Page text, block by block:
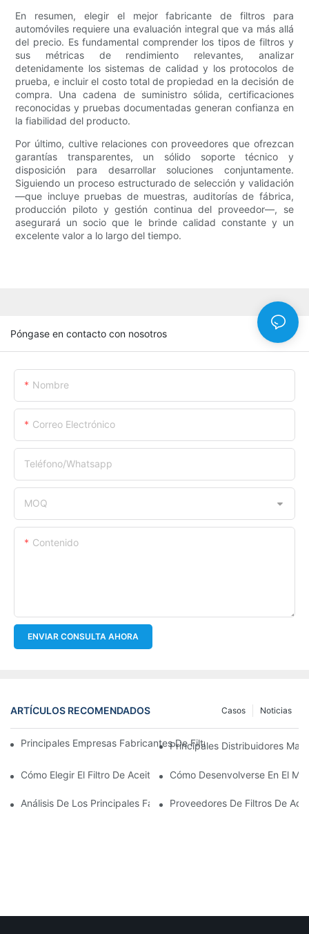
En resumen, elegir el mejor fabricante de filtros para
automóviles requiere una evaluación integral que va más allá
del precio. Es fundamental comprender los tipos de filtros y
sus métricas de rendimiento relevantes, analizar
detenidamente los sistemas de calidad y los protocolos de
prueba, e incluir el costo total de propiedad en la decisión de
compra. Una cadena de suministro sólida, certificaciones
reconocidas y pruebas documentadas generan confianza en
la fiabilidad del producto.
Por último, cultive relaciones con proveedores que ofrezcan
garantías transparentes, un sólido soporte técnico y
disposición para desarrollar soluciones conjuntamente.
Siguiendo un proceso estructurado de selección y validación
—que incluye pruebas de muestras, auditorías de fábrica,
producción piloto y gestión continua del proveedor—, se
asegurará un socio que le brinde calidad constante y un
excelente valor a lo largo del tiempo.
Póngase en contacto con nosotros
Nombre
Correo Electrónico
Teléfono/whatsapp
MOQ
Contenido
ENVIAR CONSULTA AHORA
ARTÍCULOS RECOMENDADOS Noticias
Casos
Principales Empresas Fabricantes De Filtros De Aceite: Una
Principales Distribuidores
Cómo Elegir El Filtro De Aceite Adecuado Para Su Modelo De
Cómo Desenvolverse En El
Análisis De Los Principales Fabricantes De Filtros De Aceite Y
Proveedores De Filtros De